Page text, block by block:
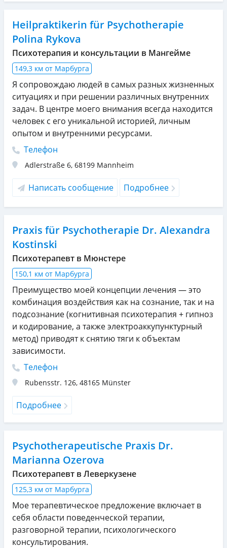
Heilpraktikerin für Psychotherapie
Polina Rykova
Психотерапия и консультации в Мангейме
149,3 км от Марбурга
Я сопровождаю людей в самых разных жизненных
ситуациях и при решении различных внутренних
задач. В центре моего внимания всегда находится
человек с его уникальной историей, личным
опытом и внутренними ресурсами.
Телефон
Adlerstraße 6, 68199 Mannheim
Написать сообщение Подробнее
Praxis für Psychotherapie Dr. Alexandra
Kostinski
Психотерапевт в Мюнстере
150,1 км от Марбурга
Преимущество моей концепции лечения — это
комбинация воздействия как на сознание, так и на
подсознание (когнитивная психотерапия + гипноз
и кодирование, а также электроаккупунктурный
метод) приводят к снятию тяги к объектам
зависимости.
Телефон
Rubensstr. 126, 48165 Münster
Подробнее
Psychotherapeutische Praxis Dr.
Marianna Ozerova
Психотерапевт в Леверкузене
125,3 км от Марбурга
Мое терапевтическое предложение включает в
себя области поведенческой терапии,
разговорной терапии, психологического
консультирования.